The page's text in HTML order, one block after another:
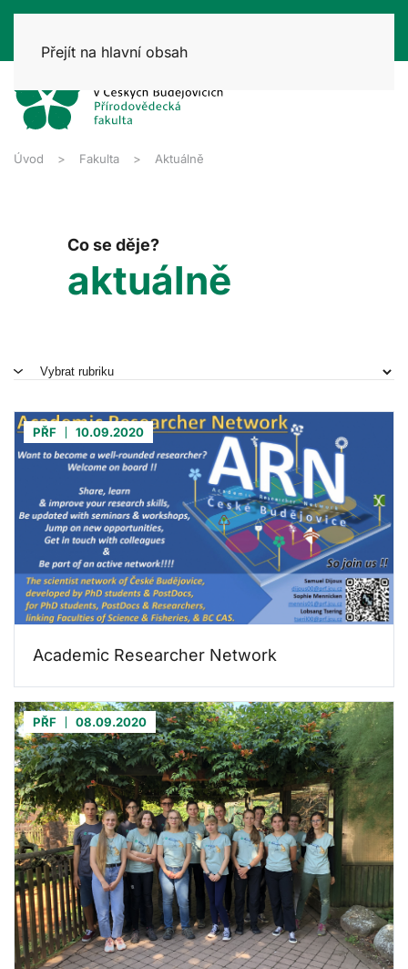
Přejít na hlavní obsah
Úvod Fakulta Aktuálně
Co se děje?
aktuálně
PŘF 10.09.2020
Academic Researcher Network
PŘF 08.09.2020